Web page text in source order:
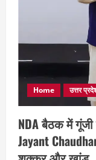
Home उत्तर
NDA बैठक में
Jayant